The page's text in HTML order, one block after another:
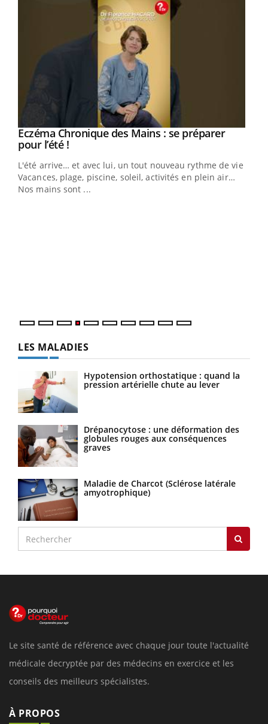
Youtube
Eczéma Chronique des Mains : se préparer
pour l’été !Youtube
L'été arrive… et avec lui, un tout nouveau rythme de vie !
Vacances, plage, piscine, soleil, activités en plein air…
Nos mains sont ...
LES MALADIES
Hypotension orthostatique : quand la
pression artérielle chute au lever
Drépanocytose : une déformation des
globules rouges aux conséquences
graves
Maladie de Charcot (Sclérose latérale
amyotrophique)
Le site santé de référence avec chaque jour toute l'actualité
médicale decryptée par des médecins en exercice et les
conseils des meilleurs spécialistes.
À PROPOS